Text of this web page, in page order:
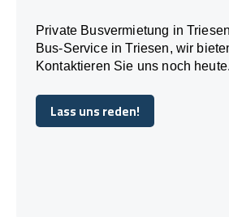
Private Busvermietung in
Bus-Service in Triesen, wir
Kontaktieren Sie uns noch heute.
Lass uns reden!
Lass uns reden!